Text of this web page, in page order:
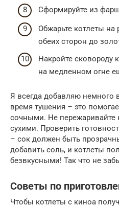
Сформируйте из
Обжарьте котлеты на
обеих сторон до
Накройте сковороду
на медленном огне
Я всегда добавляю немного
время тушения – это
сочными. Не пережаривайте
сухими. Проверить
– сок должен быть
добавить соль, и котлеты
безвкусными! Так что не
Советы по
Чтобы котлеты с киноа